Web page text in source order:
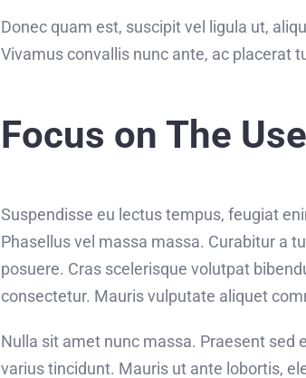
Donec quam est, suscipit vel ligula ut,
Vivamus convallis nunc ante, ac placerat
Focus on The
Suspendisse eu lectus tempus, feugiat
Phasellus vel massa massa. Curabitur a
posuere. Cras scelerisque volutpat
consectetur. Mauris vulputate aliquet
Nulla sit amet nunc massa. Praesent sed
varius tincidunt. Mauris ut ante lobortis,